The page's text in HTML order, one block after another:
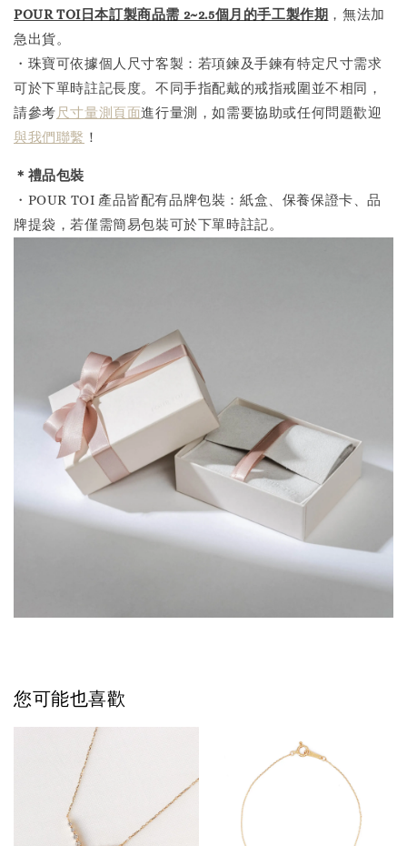
POUR TOI日本訂製商品需 2~2.5個月的手工製作期 ，無法加
急出貨。
・珠寶可依據個人尺寸客製：若項鍊及手鍊有特定尺寸需求
可於下單時註記長度。不同手指配戴的戒指戒圍並不相同，
請參考尺寸量測頁面進行量測，如需要協助或任何問題歡迎
與我們聯繫 ！
＊禮品包裝
・POUR TOI 產品皆配有品牌包裝：紙盒、保養保證卡、品
牌提袋，若僅需簡易包裝可於下單時註記。
您可能也喜歡